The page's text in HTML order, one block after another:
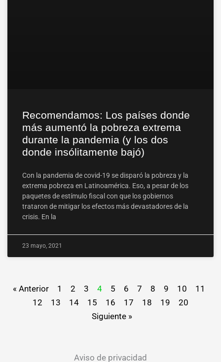
Recomendamos: Los países donde
más aumentó la pobreza extrema
durante la pandemia (y los dos
donde insólitamente bajó)
Con la pandemia de covid-19 se disparó la pobreza y la
extrema pobreza en Latinoamérica. Eso, a pesar de los
paquetes de estímulo fiscal con que los gobiernos
trataron de mitigar los efectos más devastadores de la
crisis. En la
23 mayo, 2021
« Anterior 1 2 3 4 5 6 7 8 9 10
11
12
13 14 15 16 17 18 19
20
Siguiente »
Aviso de privacidad